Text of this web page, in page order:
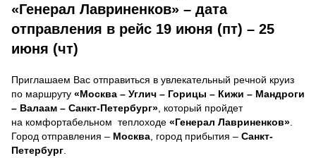
«Генерал Лавриненков» – дата
отправления в рейс 19 июня (пт) – 25
июня (чт)
Приглашаем Вас отправиться в увлекательный речной круиз
по маршруту «Москва – Углич – Горицы – Кижи – Мандроги
– Валаам – Санкт-Петербург» , который пройдет
на комфортабельном теплоходе «Генерал Лавриненков»
Город отправления – Москва , город прибытия – Санкт-
Петербург